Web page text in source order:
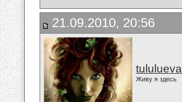
21.09.2010, 20:56
tululueva
Живу я здесь